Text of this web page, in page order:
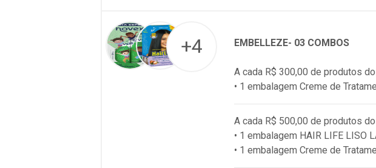
+4 EMBELLEZE- 03 COMBOS
A cada R$ 300,00 de produtos
• 1 embalagem Creme de
A cada R$ 500,00 de produtos
• 1 embalagem HAIR LIFE LISO
• 1 embalagem Creme de